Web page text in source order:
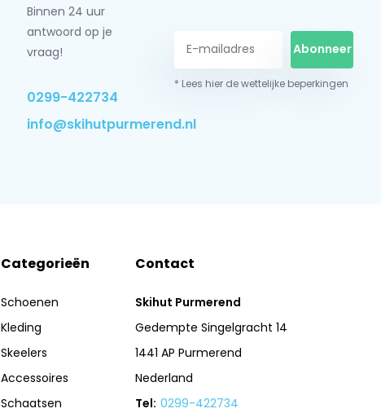
Binnen 24 uur
antwoord op je
vraag!
0299-422734
info@skihutpurmerend.nl
Abonneer
* Lees hier de wettelijke beperkingen
Categorieën
Schoenen
Kleding
Skeelers
Accessoires
Schaatsen
Contact
Skihut Purmerend
Gedempte Singelgracht 14
1441 AP Purmerend
Nederland
Tel: 0299-422734